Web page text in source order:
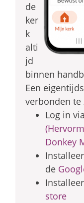
de
ker
k
alti
jd
binnen
Een
verbonden te
Log in
Donkey
de
store